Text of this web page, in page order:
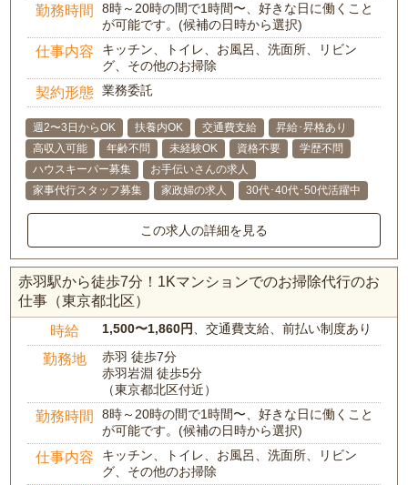
勤務時間
8時～20時の間で1時間〜、好きな日に働くこと
が可能です。(候補の日時から選択)
仕事内容
キッチン、トイレ、お風呂、洗面所、リビン
グ、その他のお掃除
契約形態 業務委託
週2〜3日からOK 扶養内OK 交通費支給
昇給･昇格あり
高収入可能
年齢不問 未経験OK 資格不要
学歴不問
ハウスキーパー募集
お手伝いさんの求人
家事代行スタッフ募集
家政婦の求人 30代･40代･50代活躍中
この求人の詳細を見る
赤羽駅から徒歩7分！1Kマンションでのお掃除代行のお
仕事（東京都北区）
時給 1,500〜1,860円 、交通費支給、前払い制度あり
勤務地
赤羽 徒歩7分
赤羽岩淵 徒歩5分
（東京都北区付近）
勤務時間
8時～20時の間で1時間〜、好きな日に働くこと
が可能です。(候補の日時から選択)
仕事内容
キッチン、トイレ、お風呂、洗面所、リビン
グ、その他のお掃除